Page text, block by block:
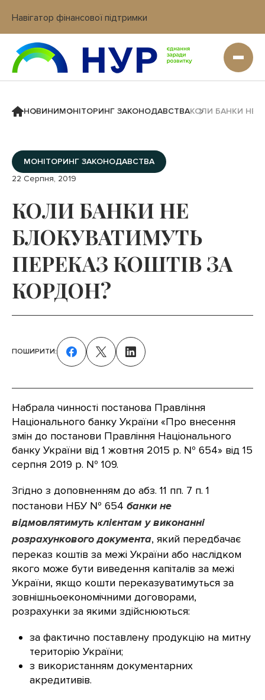
Навігатор фінансової підтримки
Вхід в кабінет IT платформи
НОВИНИМОНІТОРИНГ ЗАКОНОДАВСТВАКОЛИ БАНКИ НЕ
МОНІТОРИНГ ЗАКОНОДАВСТВА
22 Серпня, 2019
КОЛИ БАНКИ НЕ
БЛОКУВАТИМУТЬ
ПЕРЕКАЗ КОШТІВ ЗА
КОРДОН?
Набрала чинності постанова Правління
Національного банку України «Про внесення
змін до постанови Правління Національного
банку України від 1 жовтня 2015 р. № 654» від 15
серпня 2019 р. № 109.
Згідно з доповненням до абз. 11 пп. 7 п. 1
постанови НБУ № 654 банки не
відмовлятимуть клієнтам у виконанні
розрахункового документа, який передбачає
переказ коштів за межі України або наслідком
якого може бути виведення капіталів за межі
України, якщо кошти переказуватимуться за
зовнішньоекономічними договорами,
розрахунки за якими здійснюються:
за фактично поставлену продукцію на митну
територію України;
з використанням документарних
акредитивів.
ПОШИРИТИ: